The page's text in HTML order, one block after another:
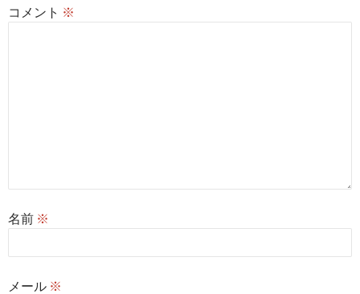
コメント ※
名前 ※
メール ※